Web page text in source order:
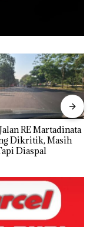
RE Martadinata
Dikritik, Masih
Diaspal